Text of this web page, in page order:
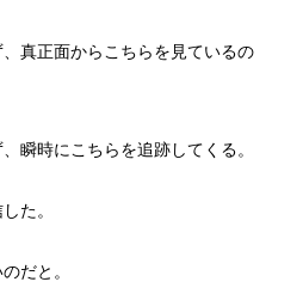
真正面からこちらを見ているの
瞬時にこちらを追跡してくる。
た。
だと。